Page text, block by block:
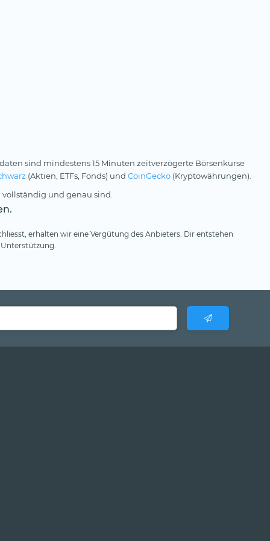
sind mindestens 15 Minuten zeitverzögerte Börsenkurse
(Aktien, ETFs, Fonds) und CoinGecko (Kryptowährungen).
und genau sind.
erhalten wir eine Vergütung des Anbieters. Dir entstehen